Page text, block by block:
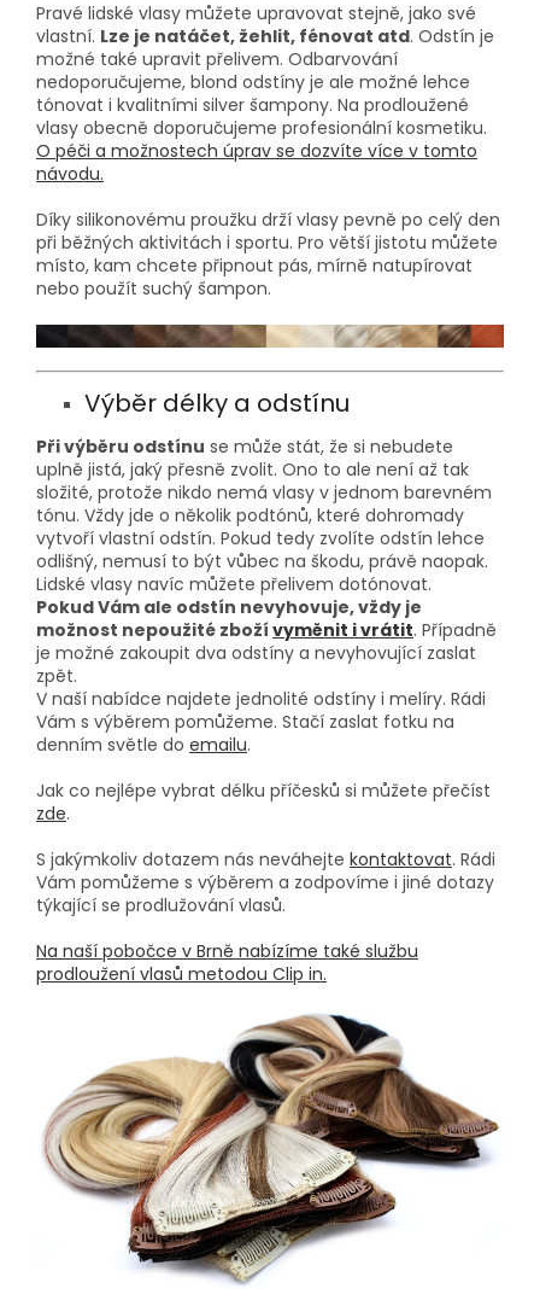
Pravé lidské vlasy můžete upravovat stejně, jako své
vlastní. Lze je natáčet, žehlit, fénovat atd. Odstín je
možné také upravit přelivem. Odbarvování
nedoporučujeme, blond odstíny je ale možné lehce
tónovat i kvalitními silver šampony. Na prodloužené
vlasy obecně doporučujeme profesionální kosmetiku.
O péči a možnostech úprav se dozvíte více v tomto
návodu.
Díky silikonovému proužku drží vlasy pevně po celý den
při běžných aktivitách i sportu. Pro větší jistotu můžete
místo, kam chcete připnout pás, mírně natupírovat
nebo použít suchý šampon.
Výběr délky a odstínu
Při výběru odstínu se může stát, že si nebudete
uplně jistá, jaký přesně zvolit. Ono to ale není až tak
složité, protože nikdo nemá vlasy v jednom barevném
tónu. Vždy jde o několik podtónů, které dohromady
vytvoří vlastní odstín. Pokud tedy zvolíte odstín lehce
odlišný, nemusí to být vůbec na škodu, právě naopak.
Lidské vlasy navíc můžete přelivem dotónovat.
Pokud Vám ale odstín nevyhovuje, vždy je
možnost nepoužité zboží vyměnit i vrátit. Případně
je možné zakoupit dva odstíny a nevyhovující zaslat
zpět.
V naší nabídce najdete jednolité odstíny i melíry. Rádi
Vám s výběrem pomůžeme. Stačí zaslat fotku na
denním světle do emailu.
Jak co nejlépe vybrat délku příčesků si můžete přečíst
zde.
S jakýmkoliv dotazem nás neváhejte kontaktovat. Rádi
Vám pomůžeme s výběrem a zodpovíme i jiné dotazy
týkající se prodlužování vlasů.
Na naší pobočce v Brně nabízíme také službu
prodloužení vlasů metodou Clip in.